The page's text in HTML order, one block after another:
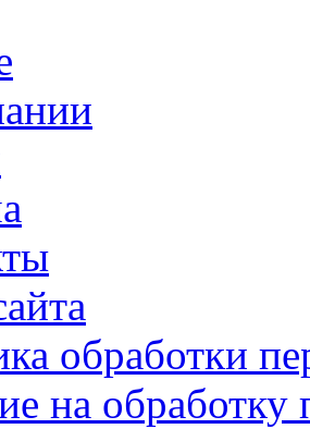
обработки
на